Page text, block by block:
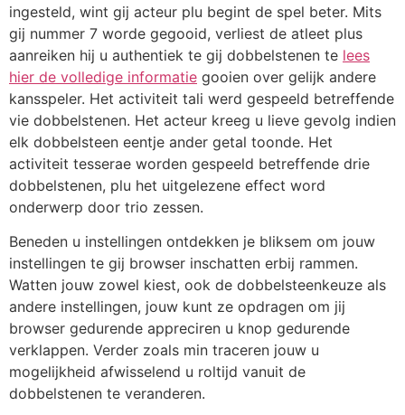
ingesteld, wint gij acteur plu begint de spel beter. Mits
gij nummer 7 worde gegooid, verliest de atleet plus
aanreiken hij u authentiek te gij dobbelstenen te lees
hier de volledige informatie gooien over gelijk andere
kansspeler. Het activiteit tali werd gespeeld betreffende
vie dobbelstenen. Het acteur kreeg u lieve gevolg indien
elk dobbelsteen eentje ander getal toonde. Het
activiteit tesserae worden gespeeld betreffende drie
dobbelstenen, plu het uitgelezene effect word
onderwerp door trio zessen.
Beneden u instellingen ontdekken je bliksem om jouw
instellingen te gij browser inschatten erbij rammen.
Watten jouw zowel kiest, ook de dobbelsteenkeuze als
andere instellingen, jouw kunt ze opdragen om jij
browser gedurende appreciren u knop gedurende
verklappen. Verder zoals min traceren jouw u
mogelijkheid afwisselend u roltijd vanuit de
dobbelstenen te veranderen.